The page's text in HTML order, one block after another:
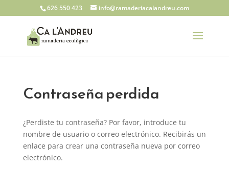
626 550 423 info@ramaderiacalandreu.com
Contraseña perdida
¿Perdiste tu contraseña? Por favor, introduce tu
nombre de usuario o correo electrónico. Recibirás un
enlace para crear una contraseña nueva por correo
electrónico.